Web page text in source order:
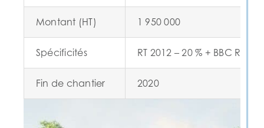
Montant (HT) 1 950 000
Spécificités RT 2012 – 20 % + BBC
Fin de chantier 2020